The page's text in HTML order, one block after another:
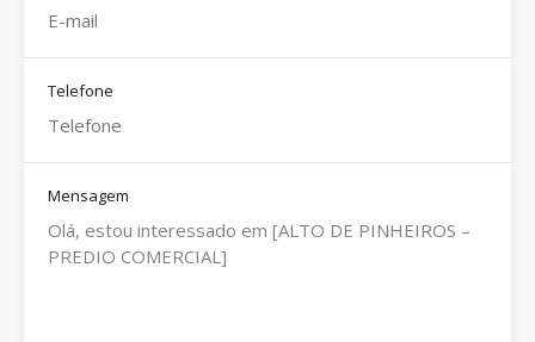
Telefone
Mensagem